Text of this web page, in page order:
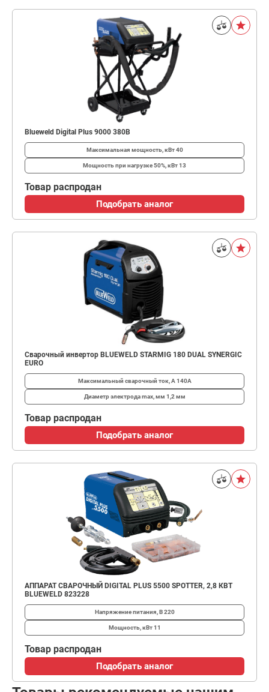
Blueweld Digital Plus 9000 380B
Максимальная мощность, кВт40
Мощность при нагрузке 50%, кВт13
Товар распродан
Подобрать аналог
Сварочный инвертор BLUEWELD STARMIG 180 DUAL SYNERGIC
EURO
Максимальный сварочный ток, А 140А
Диаметр электрода max, мм 1,2 мм
Товар распродан
Подобрать аналог
АППАРАТ СВАРОЧНЫЙ DIGITAL PLUS 5500 SPOTTER, 2,8 КВТ
BLUEWELD 823228
Напряжение питания, В220
Мощность, кВт11
Товар распродан
Подобрать аналог